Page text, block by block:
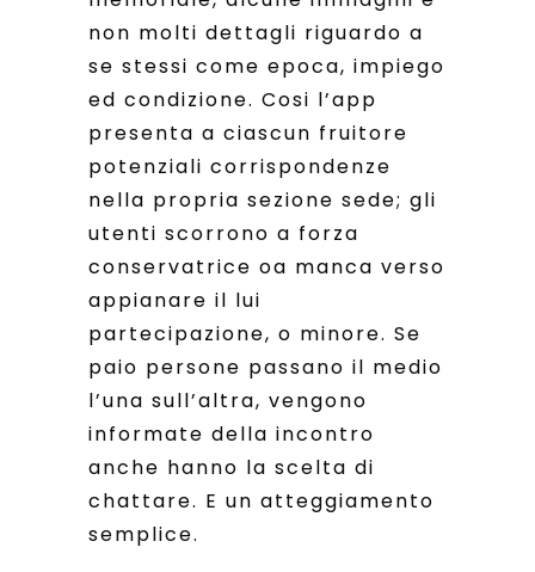
non molti dettagli riguardo a
se stessi come epoca, impiego
ed condizione. Cosi l’app
presenta a ciascun fruitore
potenziali corrispondenze
nella propria sezione sede; gli
utenti scorrono a forza
conservatrice oa manca verso
appianare il lui
partecipazione, o minore. Se
paio persone passano il medio
l’una sull’altra, vengono
informate della incontro
anche hanno la scelta di
chattare. E un atteggiamento
semplice.